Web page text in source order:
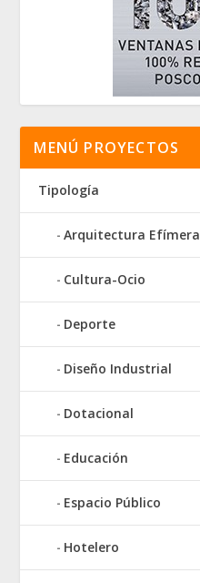
MENÚ PROYECTOS
Tipología
Arquitectura Efímera
Cultura-Ocio
Deporte
Diseño Industrial
Dotacional
Educación
Espacio Público
Hotelero